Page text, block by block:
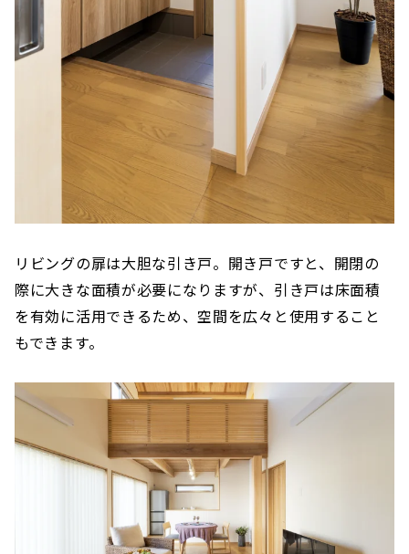
リビングの扉は大胆な引き戸。開き戸ですと、開閉の
際に大きな面積が必要になりますが、引き戸は床面積
を有効に活用できるため、空間を広々と使用すること
もできます。